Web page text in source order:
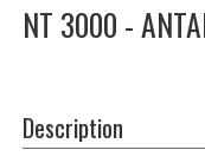
NT 3000 -
Description